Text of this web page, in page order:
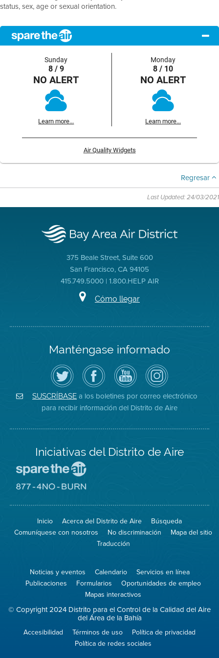
status, sex, age or sexual orientation.
Sunday
8 / 9
NO ALERT
Learn more...
Monday
8 / 10
NO ALERT
Learn more...
Air Quality Widgets
Regresar
Last Updated: 24/03/2021
375 Beale Street, Suite 600
San Francisco, CA 94105
415.749.5000 | 1.800.HELP AIR
Cómo llegar
Manténgase informado
Siga
el
Distrito
de
Aire
en
Twitter
Visite
la
página
de
Facebook
del
Distrito
Canal
de
YouTube
del
Distrito
de
Aire
Air
District
on
Instagram
SUSCRÍBASE a los boletines por correo electrónico
para recibir información del Distrito de Aire
Iniciativas del Distrito de Aire
Spare
Air
el
aire)
sitio
8774
Burn
Inicio Acerca del Distrito de Aire
Búsqueda
Comuníquese con nosotros
No discriminación
Mapa del sitio
Traducción
Noticias y eventos Calendario
Servicios en línea
Publicaciones
Formularios
Oportunidades de empleo
Mapas interactivos
© Copyright 2024 Distrito para el Control de la Calidad del Aire
del Área de la Bahía
Accesibilidad Términos de uso
Política de privacidad
Política de redes sociales